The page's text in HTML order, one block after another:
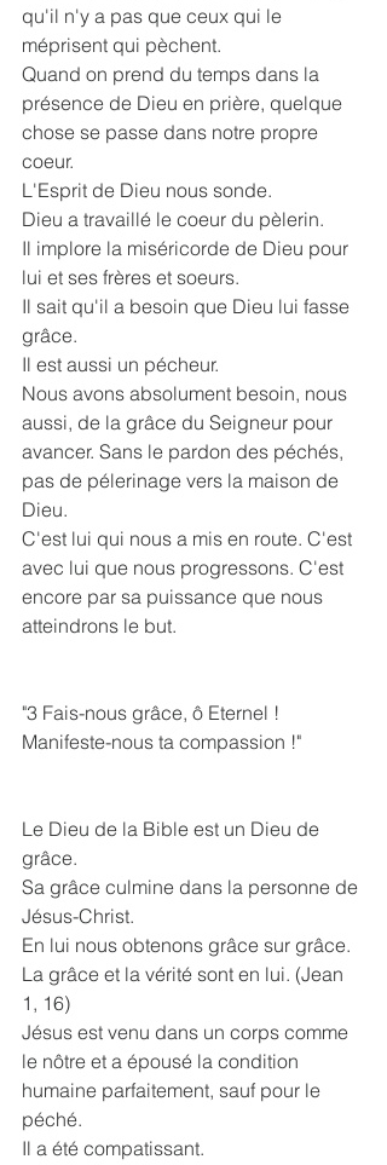
qu'il n'y a pas que ceux qui le
méprisent qui pèchent.
Quand on prend du temps dans la
présence de Dieu en prière, quelque
chose se passe dans notre propre
coeur.
L'Esprit de Dieu nous sonde.
Dieu a travaillé le coeur du pèlerin.
Il implore la miséricorde de Dieu pour
lui et ses frères et soeurs.
Il sait qu'il a besoin que Dieu lui fasse
grâce.
Il est aussi un pécheur.
Nous avons absolument besoin, nous
aussi, de la grâce du Seigneur pour
avancer. Sans le pardon des péchés,
pas de pélerinage vers la maison de
Dieu.
C'est lui qui nous a mis en route. C'est
avec lui que nous progressons. C'est
encore par sa puissance que nous
atteindrons le but.
"3 Fais-nous grâce, ô Eternel !
Manifeste-nous ta compassion !"
Le Dieu de la Bible est un Dieu de
grâce.
Sa grâce culmine dans la personne de
Jésus-Christ.
En lui nous obtenons grâce sur grâce.
La grâce et la vérité sont en lui. (Jean
1, 16)
Jésus est venu dans un corps comme
le nôtre et a épousé la condition
humaine parfaitement, sauf pour le
péché.
Il a été compatissant.